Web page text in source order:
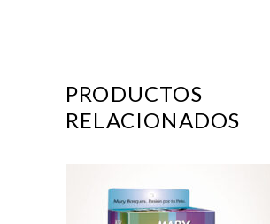
PRODUCTOS
RELACIONADOS